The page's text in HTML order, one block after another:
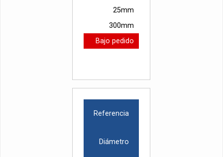
25mm
300mm
Bajo pedido
Referencia
Diámetro